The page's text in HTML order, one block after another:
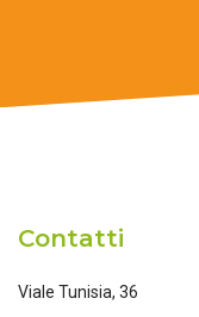
Contatti
Viale Tunisia, 36